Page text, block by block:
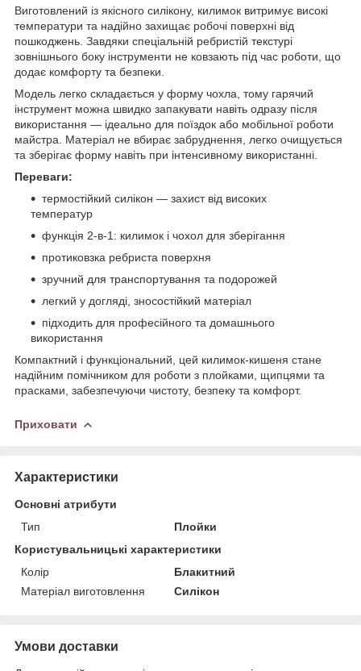
Виготовлений із якісного силікону, килимок витримує високі
температури та надійно захищає робочі поверхні від
пошкоджень. Завдяки спеціальній ребристій текстурі
зовнішнього боку інструменти не ковзають під час роботи, що
додає комфорту та безпеки.
Модель легко складається у форму чохла, тому гарячий
інструмент можна швидко запакувати навіть одразу після
використання — ідеально для поїздок або мобільної роботи
майстра. Матеріал не вбирає забруднення, легко очищується
та зберігає форму навіть при інтенсивному використанні.
Переваги:
термостійкий силікон — захист від високих
температур
функція 2-в-1: килимок і чохол для зберігання
протиковзка ребриста поверхня
зручний для транспортування та подорожей
легкий у догляді, зносостійкий матеріал
підходить для професійного та домашнього
використання
Компактний і функціональний, цей килимок-кишеня стане
надійним помічником для роботи з плойками, щипцями та
прасками, забезпечуючи чистоту, безпеку та комфорт.
Приховати
Характеристики
Основні атрибути
Тип
Плойки
Користувальницькі характеристики
Колір
Блакитний
Матеріал виготовлення
Силікон
Умови доставки